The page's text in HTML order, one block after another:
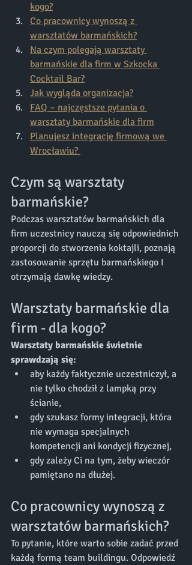
kogo?
Co pracownicy wynoszą z
warsztatów barmańskich?
Na czym polegają warsztaty
barmańskie dla firm w Szkocka
Cocktail Bar?
Jak wygląda organizacja?
FAQ – najczęstsze pytania o
warsztaty barmańskie dla firm
Planujesz integrację firmową we
Wrocławiu?
Czym są warsztaty
barmańskie?
Podczas warsztatów barmańskich dla
firm uczestnicy nauczą się odpowiednich
proporcji do stworzenia koktajli, poznają
zastosowanie sprzętu barmańskiego I
otrzymają dawkę wiedzy.
Warsztaty barmańskie dla
firm - dla kogo?
Warsztaty barmańskie świetnie
sprawdzają się:
aby każdy faktycznie uczestniczył, a
nie tylko chodził z lampką przy
ścianie,
gdy szukasz formy integracji, która
nie wymaga specjalnych
kompetencji ani kondycji fizycznej,
gdy zależy Ci na tym, żeby wieczór
pamiętano na dłużej.
Co pracownicy wynoszą z
warsztatów barmańskich?
To pytanie, które warto sobie zadać przed
każdą formą team buildingu. Odpowiedź